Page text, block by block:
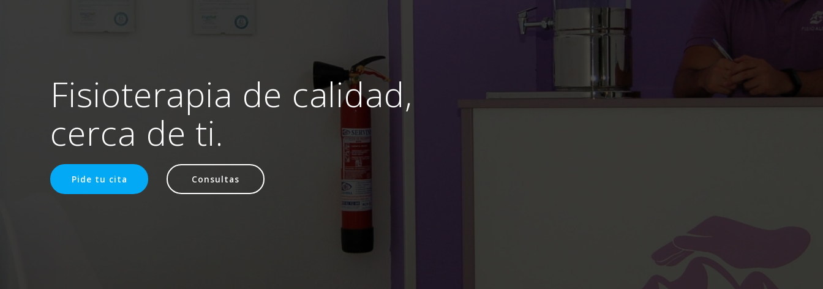
Fisioterapia de calidad,
cerca de ti.
Pide tu cita Consultas